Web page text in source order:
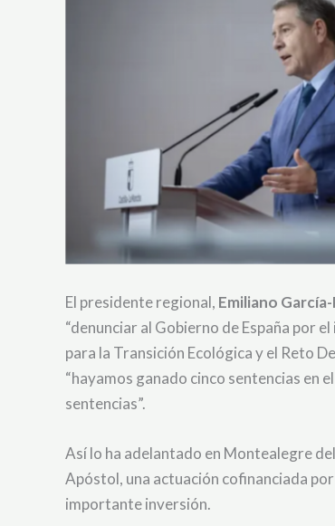
El presidente regional, Emiliano
“denunciar al Gobierno de España por
para la Transición Ecológica y el Reto
“hayamos ganado cinco sentencias en
sentencias”.
Así lo ha adelantado en Montealegre
Apóstol, una actuación cofinanciada
importante inversión.